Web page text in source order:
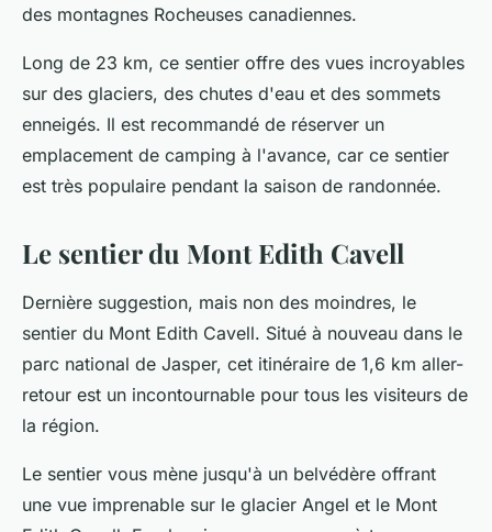
des montagnes Rocheuses canadiennes.
Long de 23 km, ce sentier offre des vues incroyables
sur des glaciers, des chutes d'eau et des sommets
enneigés. Il est recommandé de réserver un
emplacement de camping à l'avance, car ce sentier
est très populaire pendant la saison de randonnée.
Le sentier du Mont Edith Cavell
Dernière suggestion, mais non des moindres, le
sentier du Mont Edith Cavell. Situé à nouveau dans le
parc national de Jasper, cet itinéraire de 1,6 km aller-
retour est un incontournable pour tous les visiteurs de
la région.
Le sentier vous mène jusqu'à un belvédère offrant
une vue imprenable sur le glacier Angel et le Mont